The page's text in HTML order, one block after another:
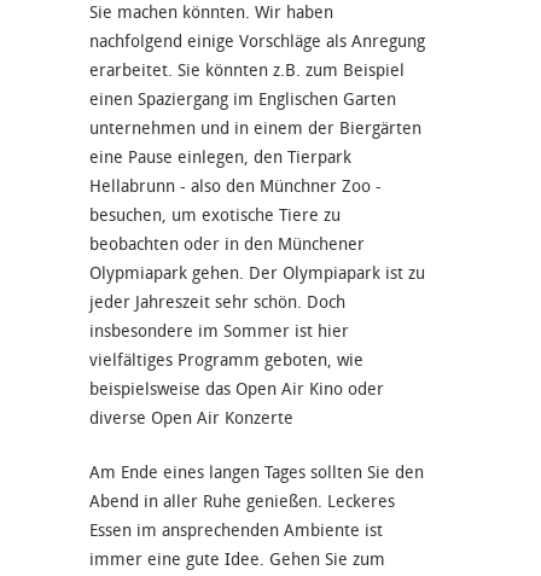
Sie machen könnten. Wir haben
nachfolgend einige Vorschläge als Anregung
erarbeitet. Sie könnten z.B. zum Beispiel
einen Spaziergang im Englischen Garten
unternehmen und in einem der Biergärten
eine Pause einlegen, den Tierpark
Hellabrunn - also den Münchner Zoo -
besuchen, um exotische Tiere zu
beobachten oder in den Münchener
Olypmiapark gehen. Der Olympiapark ist zu
jeder Jahreszeit sehr schön. Doch
insbesondere im Sommer ist hier
vielfältiges Programm geboten, wie
beispielsweise das Open Air Kino oder
diverse Open Air Konzerte
Am Ende eines langen Tages sollten Sie den
Abend in aller Ruhe genießen. Leckeres
Essen im ansprechenden Ambiente ist
immer eine gute Idee. Gehen Sie zum